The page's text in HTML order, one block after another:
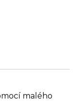
malého